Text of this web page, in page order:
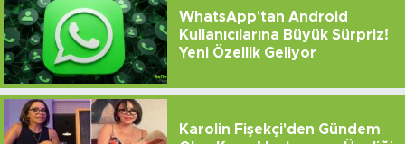
WhatsApp'tan Android
Kullanıcılarına Büyük Sürpriz!
Yeni Özellik Geliyor
Karolin Fişekçi'den Gündem